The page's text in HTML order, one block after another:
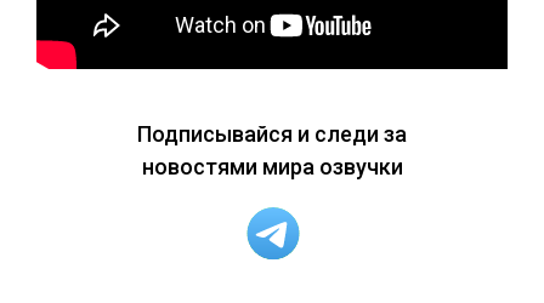
Подписывайся и следи за
новостями мира озвучки